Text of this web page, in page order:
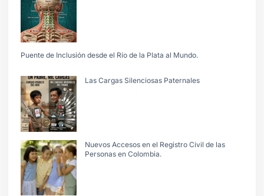
Puente de Inclusión desde el Río de la Plata al Mundo.
Las Cargas Silenciosas Paternales
Nuevos Accesos en el Registro Civil de las
Personas en Colombia.